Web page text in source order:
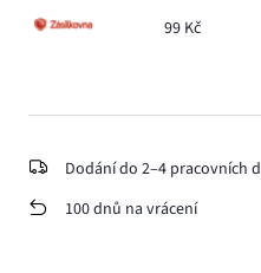
99 Kč
Dodání do 2–4 pracovních
100 dnů na vrácení